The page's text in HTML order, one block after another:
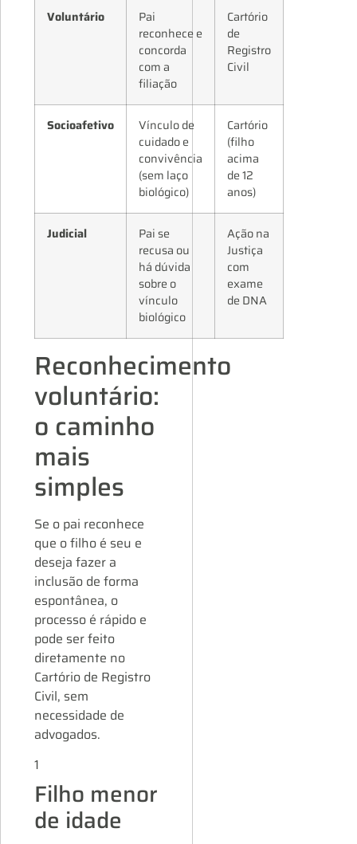
Voluntário
Pai
reconhece e
concorda
com a
filiação
Cartório
de
Registro
Civil
Socioafetivo
Vínculo de
cuidado e
convivência
(sem laço
biológico)
Cartório
(filho
acima
de 12
anos)
Judicial
Pai se
recusa ou
há dúvida
sobre o
vínculo
biológico
Ação na
Justiça
com
exame
de DNA
Reconhecimento
voluntário:
o caminho
mais
simples
Se o pai reconhece
que o filho é seu e
deseja fazer a
inclusão de forma
espontânea, o
processo é rápido e
pode ser feito
diretamente no
Cartório de Registro
Civil, sem
necessidade de
advogados.
1
Filho menor
de idade